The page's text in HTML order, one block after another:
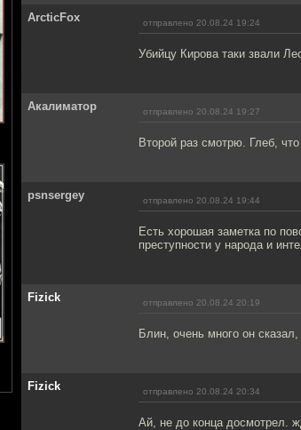
ArcticFox отправлено 20.08.24 19:24
Убийцу Кирова таки звали
Акалиматор отправлено 20.08.24 19:27
Второй раз смотрю. Глеб,
psnsergey отправлено 20.08.24 19:44
Есть хорошая заметка по
преступности у народа и
Fizick отправлено 20.08.24 20:19
Блин, очень много он
Fizick отправлено 20.08.24 20:34
Ай, не до конца досмотрел.